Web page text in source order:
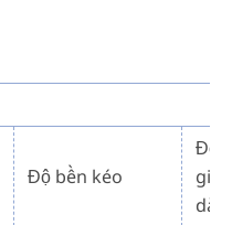
Độ bền kéo
Độ
giãn
dài